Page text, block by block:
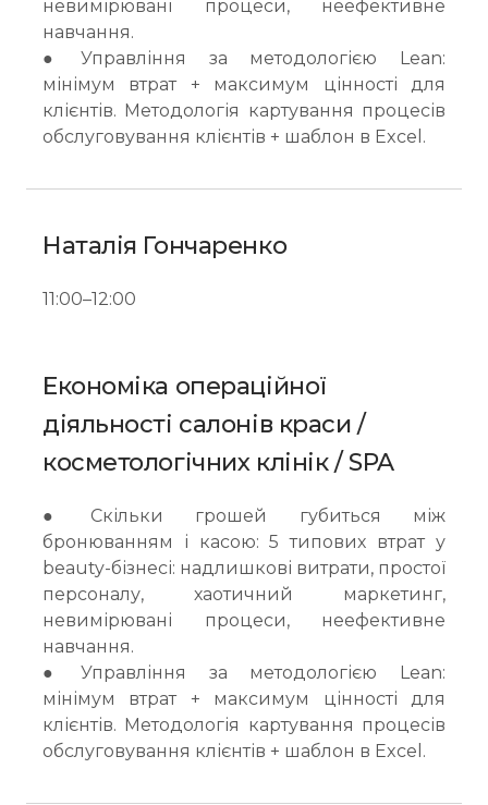
невимірювані процеси, неефективне
навчання.
● Управління за методологією Lean:
мінімум втрат + максимум цінності для
клієнтів. Методологія картування процесів
обслуговування клієнтів + шаблон в Excel.
Наталія Гончаренко
11:00–12:00
Економіка операційної
діяльності салонів краси /
косметологічних клінік / SPA
● Скільки грошей губиться між
бронюванням і касою: 5 типових втрат у
beauty-бізнесі: надлишкові витрати, простої
персоналу, хаотичний маркетинг,
невимірювані процеси, неефективне
навчання.
● Управління за методологією Lean:
мінімум втрат + максимум цінності для
клієнтів. Методологія картування процесів
обслуговування клієнтів + шаблон в Excel.